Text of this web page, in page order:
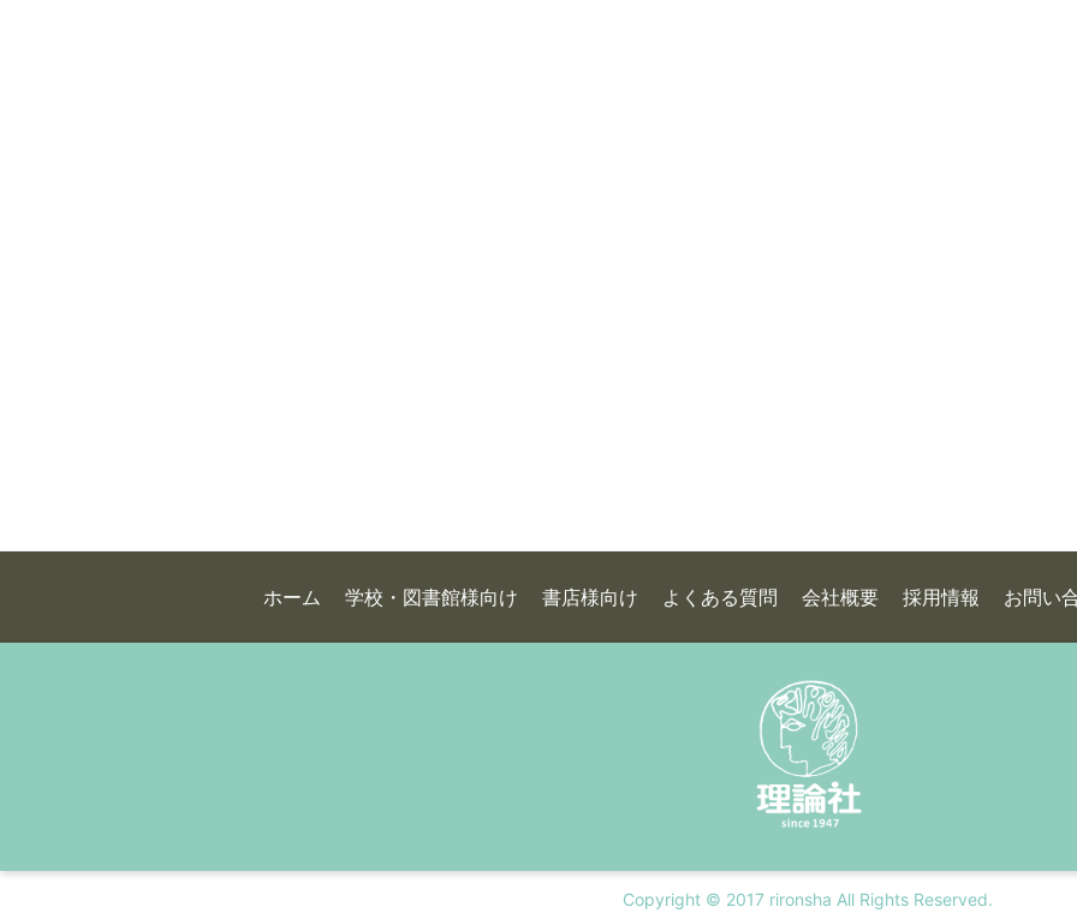
ホーム 学校・図書館様向け 書店様向け よくある質問 会社概要 採用情報 お問い
Copyright © 2017 rironsha All Rights Reserved.